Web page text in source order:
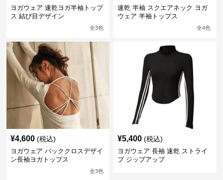
ヨガウェア 速乾ヨガ半袖トップ
ス 結び目デザイン
全3色
速乾 半袖 スクエアネック ヨガ
ウェア 半袖トップス
全4色
¥4,600 (税込)
ヨガウェア バッククロスデザイ
ン長袖ヨガトップス
全3色
¥5,400 (税込)
ヨガウェア 長袖 速乾 ストライ
プ ジップアップ